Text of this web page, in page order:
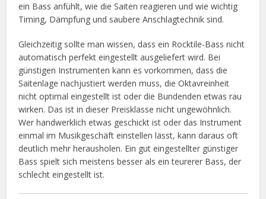
ein Bass anfühlt, wie die Saiten reagieren und wie wichtig
Timing, Dämpfung und saubere Anschlagtechnik sind.
Gleichzeitig sollte man wissen, dass ein Rocktile-Bass nicht
automatisch perfekt eingestellt ausgeliefert wird. Bei
günstigen Instrumenten kann es vorkommen, dass die
Saitenlage nachjustiert werden muss, die Oktavreinheit
nicht optimal eingestellt ist oder die Bundenden etwas rau
wirken. Das ist in dieser Preisklasse nicht ungewöhnlich.
Wer handwerklich etwas geschickt ist oder das Instrument
einmal im Musikgeschäft einstellen lässt, kann daraus oft
deutlich mehr herausholen. Ein gut eingestellter günstiger
Bass spielt sich meistens besser als ein teurerer Bass, der
schlecht eingestellt ist.